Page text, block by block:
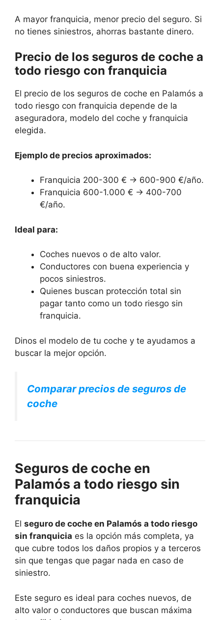
A mayor franquicia, menor precio del seguro. Si
no tienes siniestros, ahorras bastante dinero.
Precio de los seguros de coche a
todo riesgo con franquicia
El precio de los seguros de coche en Palamós a
todo riesgo con franquicia depende de la
aseguradora, modelo del coche y franquicia
elegida.
Ejemplo de precios aproximados:
Franquicia 200-300 € → 600-900 €/año.
Franquicia 600-1.000 € → 400-700
€/año.
Ideal para:
Coches nuevos o de alto valor.
Conductores con buena experiencia y
pocos siniestros.
Quienes buscan protección total sin
pagar tanto como un todo riesgo sin
franquicia.
Dinos el modelo de tu coche y te ayudamos a
buscar la mejor opción.
Comparar precios de seguros de
coche
Seguros de coche en
Palamós a todo riesgo sin
franquicia
El seguro de coche en Palamós a todo riesgo
sin franquicia es la opción más completa, ya
que cubre todos los daños propios y a terceros
sin que tengas que pagar nada en caso de
siniestro.
Este seguro es ideal para coches nuevos, de
alto valor o conductores que buscan máxima